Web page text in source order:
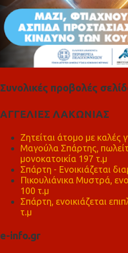
Συνολικές προβολές
ΑΓΓΕΛΙΕΣ ΛΑΚΩΝΙΑΣ
Ζητείται άτομο με καλές
Μαγούλα Σπάρτης,
μονοκατοικία 197 τ.μ
Σπάρτη - Ενοικιάζεται
Πικουλιάνικα Μυστρά,
100 τ.μ
Σπάρτη, ενοικιάζεται
τ.μ
e-info.gr